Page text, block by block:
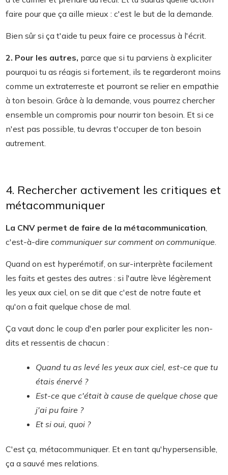
faire pour que ça aille mieux : c'est le but de la demande.
Bien sûr si ça t'aide tu peux faire ce processus à l'écrit.
2. Pour les autres, parce que si tu parviens à expliciter
pourquoi tu as réagis si fortement, ils te regarderont moins
comme un extraterreste et pourront se relier en empathie
à ton besoin. Grâce à la demande, vous pourrez chercher
ensemble un compromis pour nourrir ton besoin. Et si ce
n'est pas possible, tu devras t'occuper de ton besoin
autrement.
4. Rechercher activement les critiques et
métacommuniquer
La CNV permet de faire de la métacommunication,
c'est-à-dire communiquer sur comment on communique.
Quand on est hyperémotif, on sur-interprète facilement
les faits et gestes des autres : si l'autre lève légèrement
les yeux aux ciel, on se dit que c'est de notre faute et
qu'on a fait quelque chose de mal.
Ça vaut donc le coup d'en parler pour expliciter les non-
dits et ressentis de chacun :
Quand tu as levé les yeux aux ciel, est-ce que tu
étais énervé ?
Est-ce que c'était à cause de quelque chose que
j'ai pu faire ?
Et si oui, quoi ?
C'est ça, métacommuniquer. Et en tant qu'hypersensible,
ça a sauvé mes relations.